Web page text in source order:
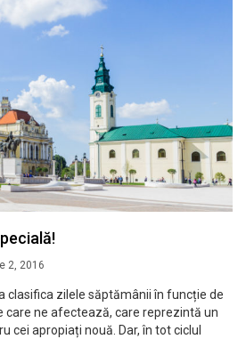
2, 2016
clasifica zilele săptămânii în funcție de
ne afectează, care reprezintă un
cei apropiați nouă. Dar, în tot ciclul